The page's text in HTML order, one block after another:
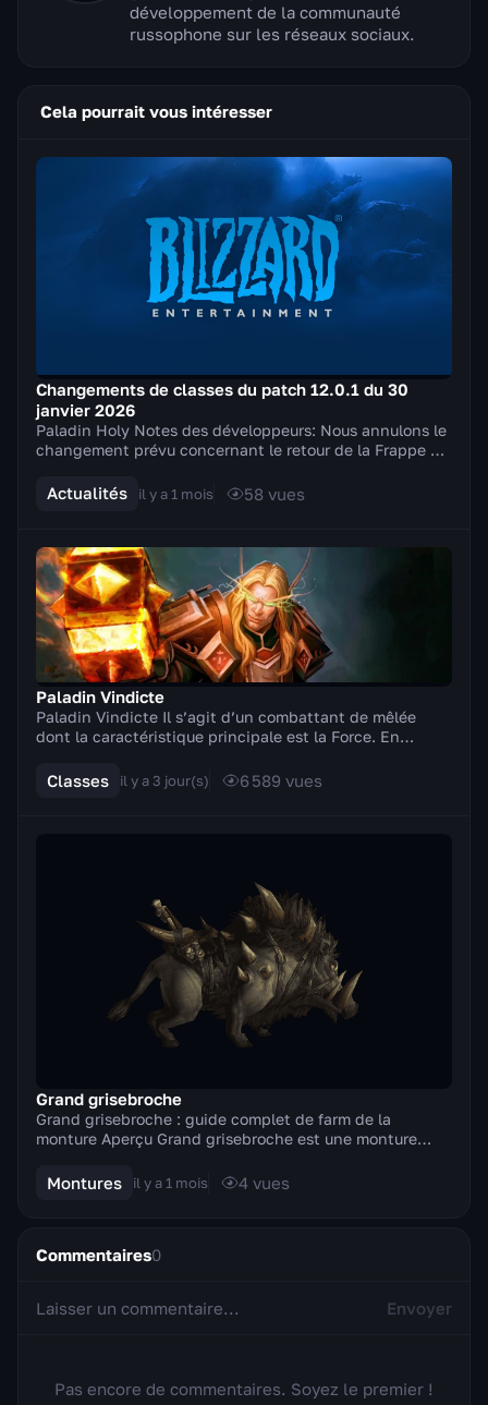
développement de la communauté
russophone sur les réseaux sociaux.
Cela pourrait vous intéresser
Changements de classes du patch 12.0.1 du 30
janvier 2026
Paladin Holy Notes des développeurs: Nous annulons le
changement prévu concernant le retour de la Frappe du
Actualités il y a 1 mois 58 vues
Paladin Vindicte
Paladin Vindicte Il s’agit d’un combattant de mêlée
dont la caractéristique principale est la Force. En
Classes il y a 3 jour(s) 6 589 vues
Grand grisebroche
Grand grisebroche : guide complet de farm de la
monture Aperçu Grand grisebroche est une monture
Montures il y a 1 mois 4 vues
Commentaires0
Envoyer
Pas encore de commentaires. Soyez le premier !